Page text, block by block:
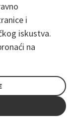
i
iskustva.
na